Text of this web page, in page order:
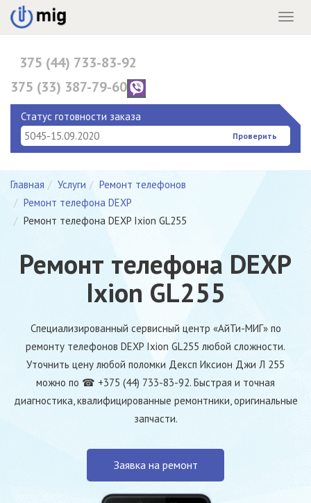
Menu
375 (44) 733-83-92
375 (33) 387-79-60
375 (17) 396-10-82
Статус готовности заказа
Проверить
Главная Услуги
Ремонт телефонов
Ремонт телефона DEXP
Ремонт телефона DEXP Ixion GL255
Ремонт телефона DEXP
Ixion GL255
Специализированный сервисный центр «АйТи-МИГ» по
ремонту телефонов DEXP Ixion GL255 любой сложности.
Уточнить цену любой поломки Дексп Иксион Джи Л 255
можно по ☎ +375 (44) 733-83-92. Быстрая и точная
диагностика, квалифицированные ремонтники, оригинальные
запчасти.
Заявка на ремонт